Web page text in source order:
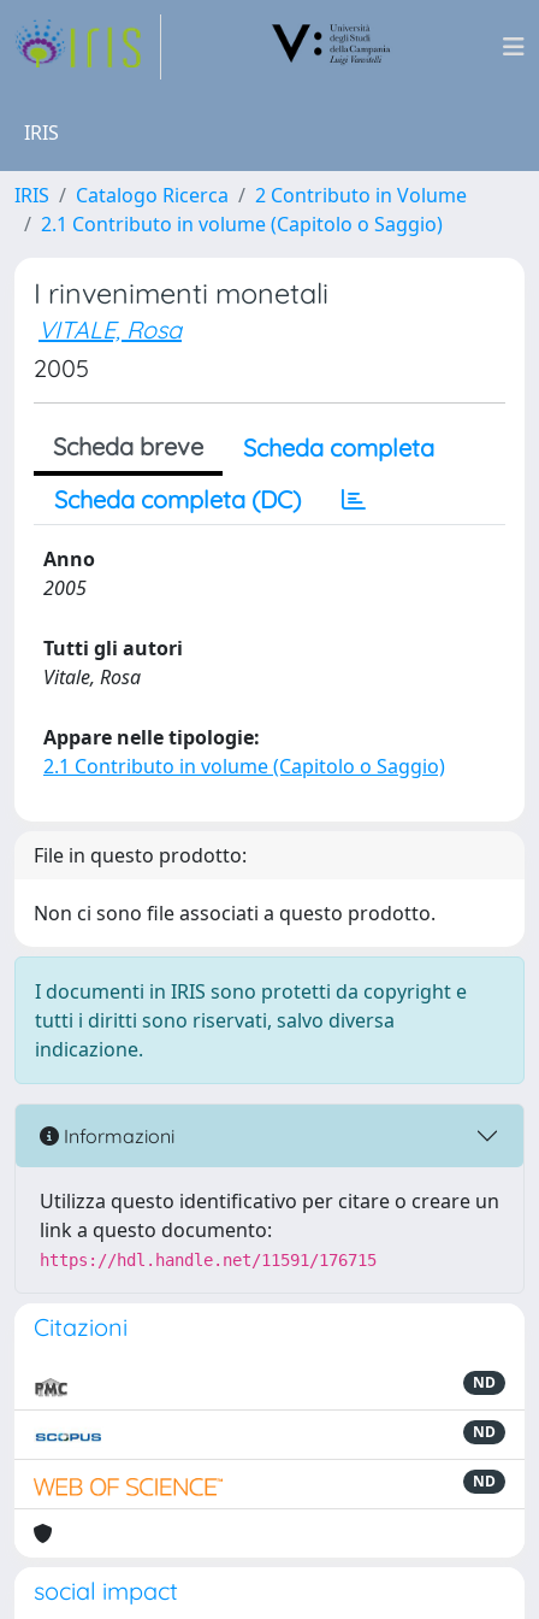
IRIS
IRIS Catalogo Ricerca
2 Contributo in Volume
2.1 Contributo in volume (Capitolo o Saggio)
I rinvenimenti monetali
VITALE, Rosa
2005
Scheda breve
Scheda completa
Scheda completa (DC)
Anno
2005
Tutti gli autori
Vitale, Rosa
Appare nelle tipologie:
2.1 Contributo in volume (Capitolo o Saggio)
File in questo prodotto:
Non ci sono file associati a questo prodotto.
I documenti in IRIS sono protetti da copyright e
tutti i diritti sono riservati, salvo diversa
indicazione.
Informazioni
Utilizza questo identificativo per citare o creare un
link a questo documento:
https://hdl.handle.net/11591/176715
Citazioni
ND
ND
ND
social impact